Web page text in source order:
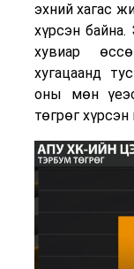
эхний хагас
хүрсэн
хувиар
хугацаанд
оны мөн
төгрөг